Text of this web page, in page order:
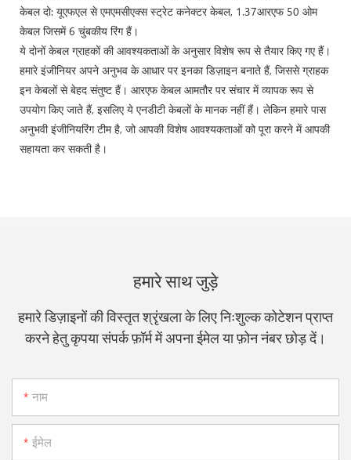
केबल दो: यूएफएल से एमएमसीएक्स स्ट्रेट कनेक्टर केबल, 1.37आरएफ 50 ओम
केबल जिसमें 6 चुंबकीय रिंग हैं।
ये दोनों केबल ग्राहकों की आवश्यकताओं के अनुसार विशेष रूप से तैयार किए गए हैं।
हमारे इंजीनियर अपने अनुभव के आधार पर इनका डिज़ाइन बनाते हैं, जिससे ग्राहक
इन केबलों से बेहद संतुष्ट हैं। आरएफ केबल आमतौर पर संचार में व्यापक रूप से
उपयोग किए जाते हैं, इसलिए ये एनडीटी केबलों के मानक नहीं हैं। लेकिन हमारे पास
अनुभवी इंजीनियरिंग टीम है, जो आपकी विशेष आवश्यकताओं को पूरा करने में आपकी
सहायता कर सकती है।
हमारे साथ जुड़े
हमारे डिज़ाइनों की विस्तृत श्रृंखला के लिए निःशुल्क कोटेशन प्राप्त
करने हेतु कृपया संपर्क फ़ॉर्म में अपना ईमेल या फ़ोन नंबर छोड़ दें।
नाम
ईमेल